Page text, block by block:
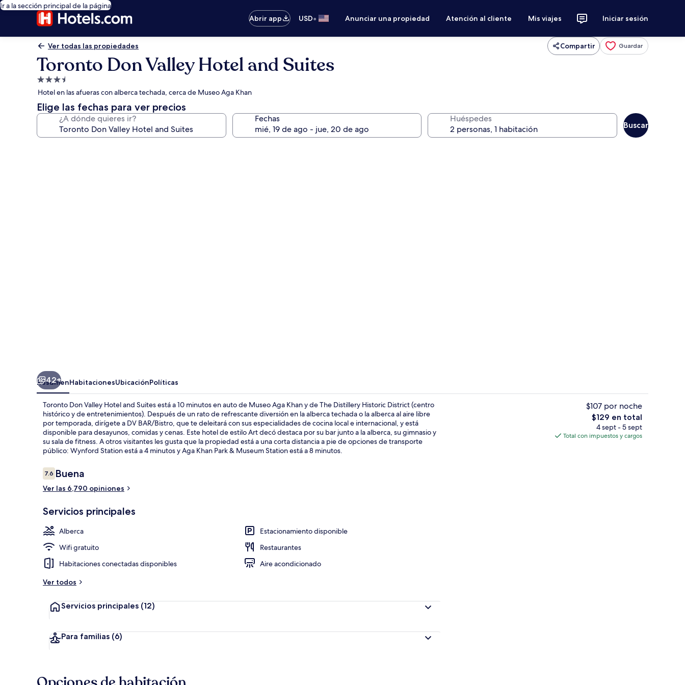
Ir a la sección principal de la página
Abrir app
USD• Anunciar una propiedad Atención al cliente Mis viajes Iniciar sesión
Ver todas las propiedades Compartir Guardar
Toronto Don Valley Hotel and Suites
Propiedad
de
3.5
estrellas
Hotel en las afueras con alberca techada, cerca de Museo Aga Khan
Elige las fechas para ver precios
¿A dónde quieres ir? Fechas Huéspedes
Buscar
Ropa de cama de alta calidad, camas Select Comfort y escritorioAlberca techada y alberca al aire
42+
ResumenHabitacionesUbicaciónPolíticas
Toronto Don Valley Hotel and Suites está a 10 minutos en auto de Museo Aga Khan y de The Distillery Historic District (centro
histórico y de entretenimientos). Después de un rato de refrescante diversión en la alberca techada o la alberca al aire libre
por temporada, dirígete a DV BAR/Bistro, que te deleitará con sus especialidades de cocina local e internacional, y está
disponible para desayunos, comidas y cenas. Este hotel de estilo Art decó destaca por su bar junto a la alberca, su gimnasio y
su sala de fitness. A otros visitantes les gusta que la propiedad está a una corta distancia a pie de opciones de transporte
público: Wynford Station está a 4 minutos y Aga Khan Park & Museum Station está a 8 minutos.
Opiniones
7.67.6 de 10,
Buena
Ver las 6,790 opiniones
Servicios principales
Alberca
Estacionamiento disponible
Wifi gratuito
Restaurantes
Habitaciones conectadas disponibles
Aire acondicionado
Ver todos
Servicios principales (12)
Para familias (6)
$107 por noche
El
precio
total
$129 en total
4 sept - 5 sept
Total con impuestos y cargos